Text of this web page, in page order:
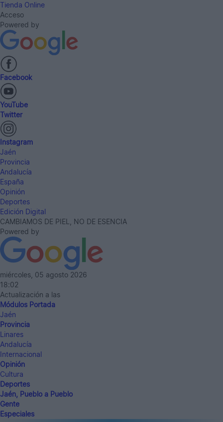
Tienda Online
Acceso
Powered by
Facebook
YouTube
Twitter
Instagram
Jaén
Provincia
Andalucía
España
Opinión
Deportes
Edición Digital
CAMBIAMOS DE PIEL, NO DE ESENCIA
Powered by
miércoles, 05 agosto 2026
18:02
Actualización a las
Módulos Portada
Jaén
Provincia
Linares
Andalucía
Internacional
Opinión
Cultura
Deportes
Jaén, Pueblo a Pueblo
Gente
Especiales